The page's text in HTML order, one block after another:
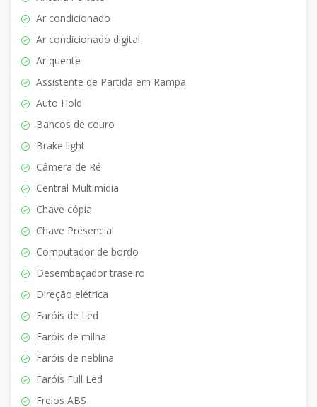
Ar condicionado
Ar condicionado digital
Ar quente
Assistente de Partida em Rampa
Auto Hold
Bancos de couro
Brake light
Câmera de Ré
Central Multimídia
Chave cópia
Chave Presencial
Computador de bordo
Desembaçador traseiro
Direção elétrica
Faróis de Led
Faróis de milha
Faróis de neblina
Faróis Full Led
Freios ABS